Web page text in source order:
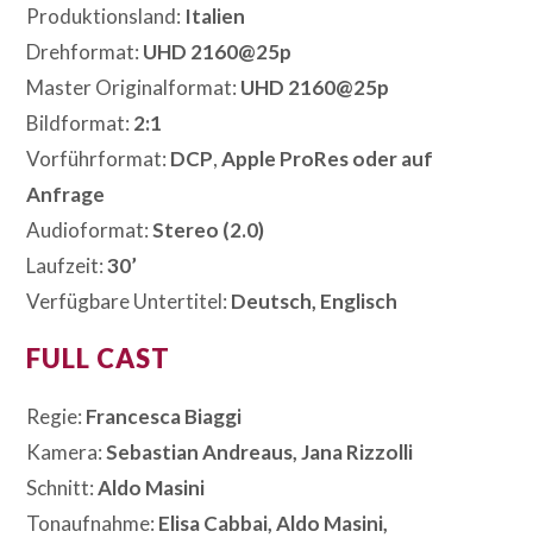
Produktionsland: Italien
Drehformat: UHD 2160@25p
Master Originalformat: UHD 2160@25p
Bildformat: 2:1
Vorführformat: DCP,Apple ProRes oder auf
Anfrage
Audioformat:Stereo (2.0)
Laufzeit:30’
Verfügbare Untertitel: Deutsch, Englisch
FULL CAST
Regie: Francesca Biaggi
Kamera:Sebastian Andreaus, Jana Rizzolli
Schnitt:Aldo Masini
Tonaufnahme: Elisa Cabbai, Aldo Masini,